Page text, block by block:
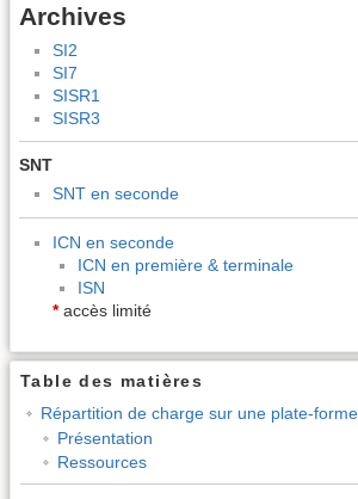
Archives
SI2
SI7
SISR1
SISR3
SNT
SNT en seconde
ICN en seconde
ICN en première & terminale
ISN
*accès limité
Table des matières
Répartition de charge sur une plate-
Présentation
Ressources